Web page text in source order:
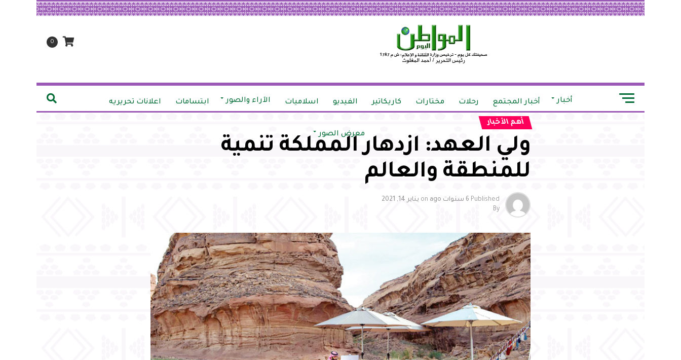
0
أخبار أخبار المجتمع رحلات مختارات كاريكاتير الفيديو اسلاميات الآراء والصور ابتسامات اعلانات تحريريه
معرض الصور
أهم الأخبار
ولي العهد: ازدهار المملكة تنمية
للمنطقة والعالم
Published 6 سنوات ago on يناير 14, 2021
By